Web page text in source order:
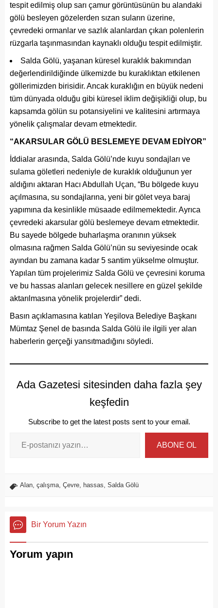
tespit edilmiş olup sarı çamur görüntüsünün bu alandaki
gölü besleyen gözelerden sızan suların üzerine,
çevredeki ormanlar ve sazlık alanlardan çıkan polenlerin
rüzgarla taşınmasından kaynaklı olduğu tespit edilmiştir.
Salda Gölü, yaşanan küresel kuraklık bakımından
değerlendirildiğinde ülkemizde bu kuraklıktan etkilenen
göllerimizden birisidir. Ancak kuraklığın en büyük nedeni
tüm dünyada olduğu gibi küresel iklim değişikliği olup, bu
kapsamda gölün su potansiyelini ve kalitesini artırmaya
yönelik çalışmalar devam etmektedir.
“AKARSULAR GÖLÜ BESLEMEYE DEVAM EDİYOR”
İddialar arasında, Salda Gölü’nde kuyu sondajları ve
sulama göletleri nedeniyle de kuraklık olduğunun yer
aldığını aktaran Hacı Abdullah Uçan, “Bu bölgede kuyu
açılmasına, su sondajlarına, yeni bir gölet veya baraj
yapımına da kesinlikle müsaade edilmemektedir. Ayrıca
çevredeki akarsular gölü beslemeye devam etmektedir.
Bu sayede bölgede buharlaşma oranının yüksek
olmasına rağmen Salda Gölü’nün su seviyesinde ocak
ayından bu zamana kadar 5 santim yükselme olmuştur.
Yapılan tüm projelerimiz Salda Gölü ve çevresini koruma
ve bu hassas alanları gelecek nesillere en güzel şekilde
aktarılmasına yönelik projelerdir” dedi.
Basın açıklamasına katılan Yeşilova Belediye Başkanı
Mümtaz Şenel de basında Salda Gölü ile ilgili yer alan
haberlerin gerçeği yansıtmadığını söyledi.
Ada Gazetesi sitesinden daha fazla şey
keşfedin
Subscribe to get the latest posts sent to your email.
ABONE OL
Alan çalışma Çevre hassas Salda Gölü
Bir Yorum Yazın
Yorum yapın